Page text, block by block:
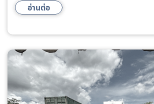
อ่านต่อ